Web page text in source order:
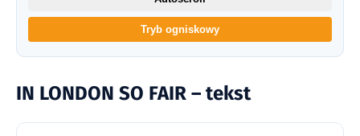
IN LONDON SO FAIR – tekst
Tryb ogniskowy